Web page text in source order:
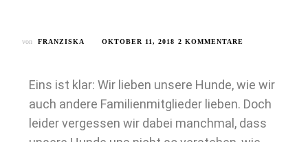
von FRANZISKA OKTOBER 11, 2018 2 KOMMENTARE
Eins ist klar: Wir lieben unsere Hunde, wie wir
auch andere Familienmitglieder lieben. Doch
leider vergessen wir dabei manchmal, dass